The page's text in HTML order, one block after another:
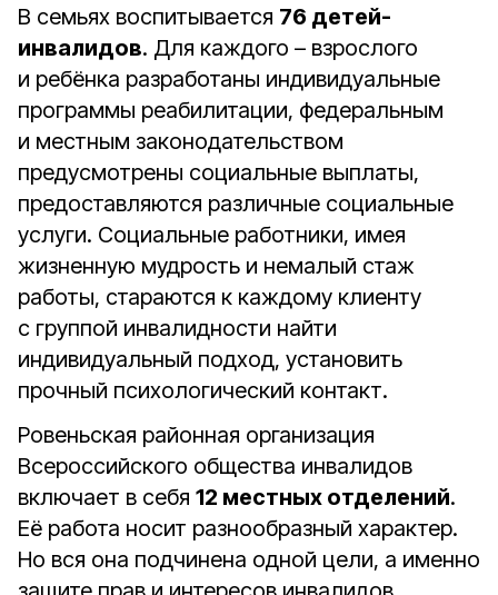
В семьях воспитывается 76 детей-
инвалидов. Для каждого – взрослого
и ребёнка разработаны индивидуальные
программы реабилитации, федеральным
и местным законодательством
предусмотрены социальные выплаты,
предоставляются различные социальные
услуги. Социальные работники, имея
жизненную мудрость и немалый стаж
работы, стараются к каждому клиенту
с группой инвалидности найти
индивидуальный подход, установить
прочный психологический контакт.
Ровеньская районная организация
Всероссийского общества инвалидов
включает в себя 12 местных отделений.
Её работа носит разнообразный характер.
Но вся она подчинена одной цели, а именно